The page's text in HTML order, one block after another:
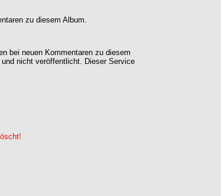
zu diesem Album.
bei neuen Kommentaren zu diesem
nicht veröffentlicht. Dieser Service